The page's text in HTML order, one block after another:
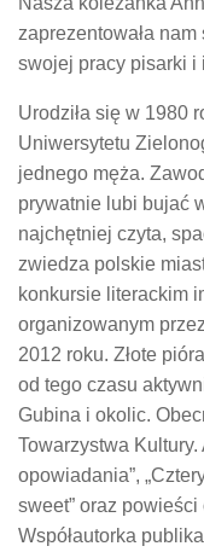
zaprezentowała
swojej pracy pisarki i
Urodziła się w 1980
Uniwersytetu
jednego męża.
prywatnie lubi bujać
najchętniej czyta,
zwiedza polskie
konkursie literackim
organizowanym
2012 roku. Złote
od tego czasu
Gubina i okolic.
Towarzystwa
opowiadania”,
sweet” oraz powieści
Współautorka